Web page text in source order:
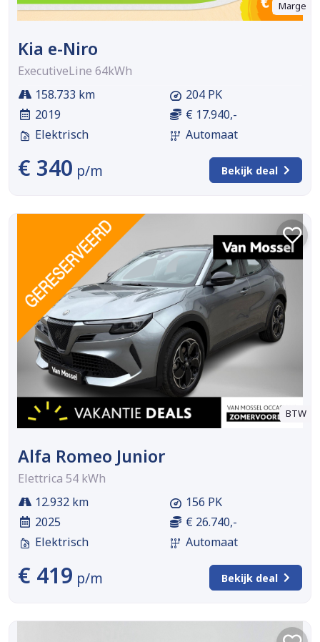
Marge
Kia e-Niro
ExecutiveLine 64kWh
158.733 km
2019
Elektrisch
204 PK
€ 17.940,-
Automaat
€ 340 p/m Bekijk deal
BTW
Alfa Romeo Junior
Elettrica 54 kWh
12.932 km
2025
Elektrisch
156 PK
€ 26.740,-
Automaat
€ 419 p/m Bekijk deal